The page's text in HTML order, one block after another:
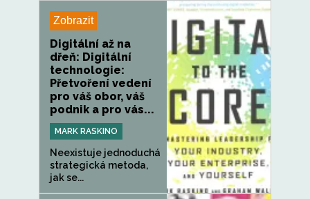
Zobrazit
Digitální až na
dřeň: Digitální
technologie:
Přetvoření vedení
pro váš obor, váš
podnik a pro vás...
MARK RASKINO
Neexistuje jednoduchá
strategická metoda,
jak se...